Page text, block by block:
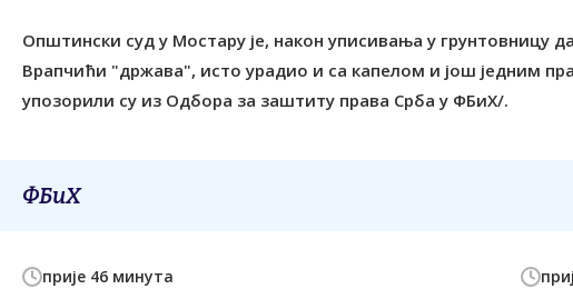
Општински суд у Мостару је, након уписивања у грунтовницу
Врапчићи "држава", исто урадио и са капелом и још једним
упозорили су из Одбора за заштиту права Срба у ФБиХ/.
ФБиХ
прије 46 минута